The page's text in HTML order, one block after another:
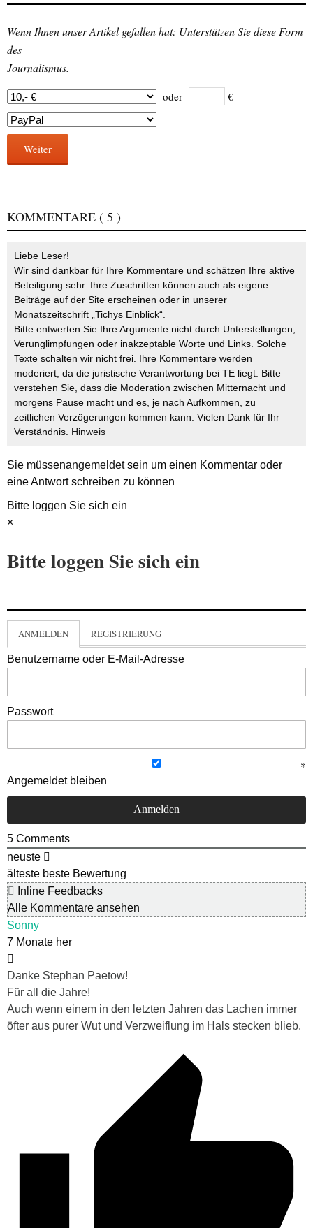
Wenn Ihnen unser Artikel gefallen hat: Unterstützen Sie diese Form
des
Journalismus.
oder €
Weiter
KOMMENTARE ( 5 )
Liebe Leser!
Wir sind dankbar für Ihre Kommentare und schätzen Ihre aktive
Beteiligung sehr. Ihre Zuschriften können auch als eigene
Beiträge auf der Site erscheinen oder in unserer
Monatszeitschrift „Tichys Einblick“.
Bitte entwerten Sie Ihre Argumente nicht durch Unterstellungen,
Verunglimpfungen oder inakzeptable Worte und Links. Solche
Texte schalten wir nicht frei. Ihre Kommentare werden
moderiert, da die juristische Verantwortung bei TE liegt. Bitte
verstehen Sie, dass die Moderation zwischen Mitternacht und
morgens Pause macht und es, je nach Aufkommen, zu
zeitlichen Verzögerungen kommen kann. Vielen Dank für Ihr
Verständnis. Hinweis
Sie müssenangemeldetsein um einen Kommentar oder
eine Antwort schreiben zu können
Bitte loggen Sie sich ein
×
Bitte loggen Sie sich ein
ANMELDEN REGISTRIERUNG
Benutzername oder E-Mail-Adresse
Passwort
Angemeldet bleiben
5 Comments
neuste
älteste beste Bewertung
Inline Feedbacks
Alle Kommentare ansehen
Sonny
7 Monate her
Danke Stephan Paetow!
Für all die Jahre!
Auch wenn einem in den letzten Jahren das Lachen immer
öfter aus purer Wut und Verzweiflung im Hals stecken blieb.